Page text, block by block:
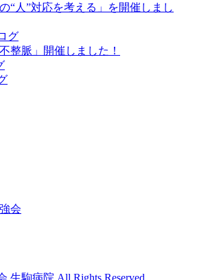
“人”対応を考える」を開催しまし
グ
整脈」開催しました！
会
駒病院 All Rights Reserved.